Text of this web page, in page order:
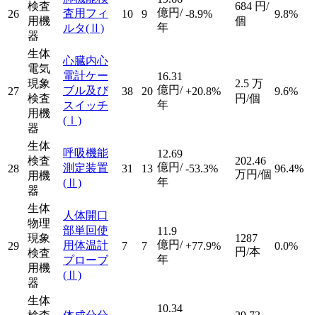
26
検査
用機
器
査用フィ
ルタ(Ⅱ)
10 9
億円/
年
-8.9%
684 円/
個
9.8%
27
生体
電気
現象
検査
用機
器
心臓内心
電計ケー
ブル及び
スイッチ
(Ⅰ)
38 20
16.31
億円/
年
+20.8%
2.5 万
円/個
9.6%
28
生体
検査
用機
器
呼吸機能
測定装置
(Ⅱ)
31 13
12.69
億円/
年
-53.3%
202.46
万円/個 96.4%
29
生体
物理
現象
検査
用機
器
人体開口
部単回使
用体温計
プローブ
(Ⅱ)
7 7
11.9
億円/
年
+77.9%
1287
円/本
0.0%
生体
10.34